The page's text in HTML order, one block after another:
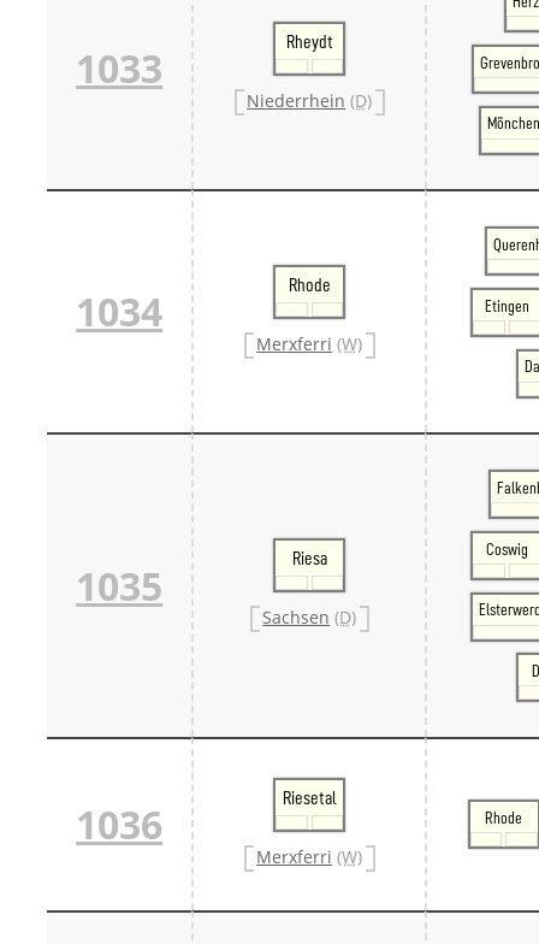
1033
Rheydt
Niederrhein (D)
1034
Rhode
Merxferri (W)
Etingen
1035
Riesa
Sachsen (D)
Coswig
1036
Riesetal
Merxferri (W)
Rhode